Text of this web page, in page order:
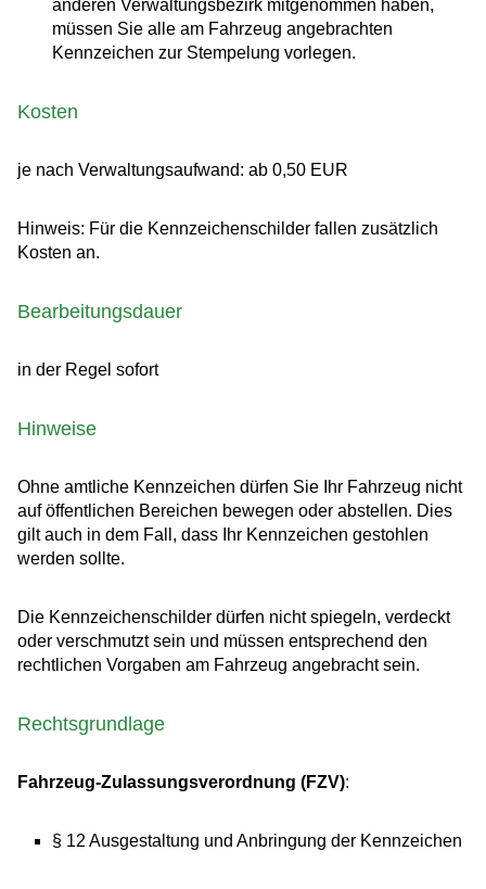
anderen Verwaltungsbezirk mitgenommen haben,
müssen Sie alle am Fahrzeug angebrachten
Kennzeichen zur Stempelung vorlegen.
Kosten
je nach Verwaltungsaufwand: ab 0,50 EUR
Hinweis: Für die Kennzeichenschilder fallen zusätzlich
Kosten an.
Bearbeitungsdauer
in der Regel sofort
Hinweise
Ohne amtliche Kennzeichen dürfen Sie Ihr Fahrzeug nicht
auf öffentlichen Bereichen bewegen oder abstellen. Dies
gilt auch in dem Fall, dass Ihr Kennzeichen gestohlen
werden sollte.
Die Kennzeichenschilder dürfen nicht spiegeln, verdeckt
oder verschmutzt sein und müssen entsprechend den
rechtlichen Vorgaben am Fahrzeug angebracht sein.
Rechtsgrundlage
Fahrzeug-Zulassungsverordnung (FZV):
§ 12 Ausgestaltung und Anbringung der Kennzeichen